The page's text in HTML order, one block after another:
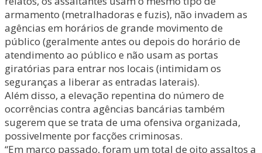
armamento (metralhadoras e fuzis), não invadem as
agências em horários de grande movimento de
público (geralmente antes ou depois do horário de
atendimento ao público e não usam as portas
giratórias para entrar nos locais (intimidam os
seguranças a liberar as entradas laterais).
Além disso, a elevação repentina do número de
ocorrências contra agências bancárias também
sugerem que se trata de uma ofensiva organizada,
possivelmente por facções criminosas.
“Em março passado, foram um total de oito assaltos a